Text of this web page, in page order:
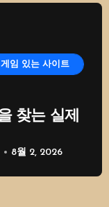
임 있는 사이트
찾는 실제
8월 2, 2026